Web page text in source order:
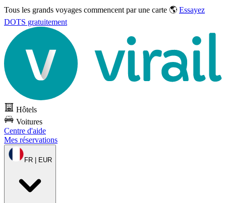
Tous les grands voyages commencent par une carte 🌎 Essayez
DOTS gratuitement
Hôtels
Voitures
Centre d'aide
Mes réservations
FR | EUR